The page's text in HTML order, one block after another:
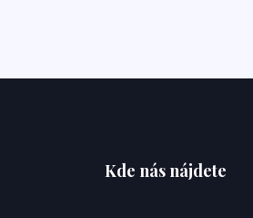
Kde nás nájdete